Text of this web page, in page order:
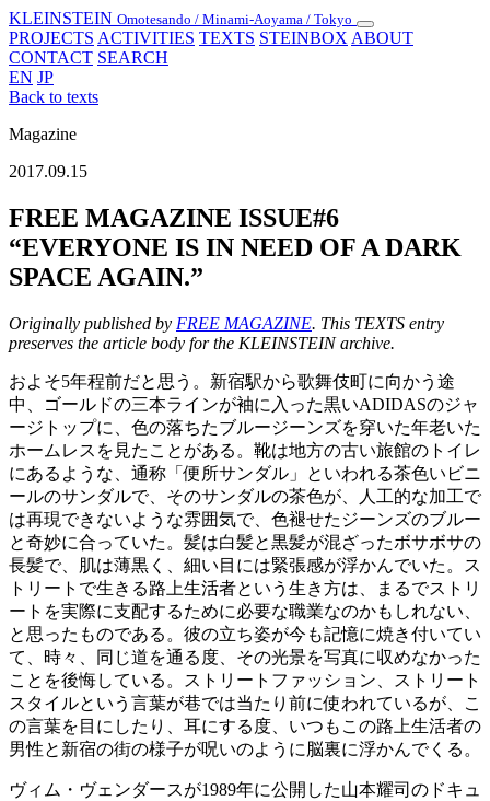
KLEINSTEIN Omotesando / Minami-Aoyama / Tokyo
Toggle
navigation
PROJECTS ACTIVITIES TEXTS STEINBOX ABOUT
CONTACT SEARCH
EN JP
Back to texts
Magazine
2017.09.15
FREE MAGAZINE ISSUE#6
“EVERYONE IS IN NEED OF A DARK
SPACE AGAIN.”
Originally published by FREE MAGAZINE. This TEXTS entry
preserves the article body for the KLEINSTEIN archive.
およそ5年程前だと思う。新宿駅から歌舞伎町に向かう途
中、ゴールドの三本ラインが袖に入った黒いADIDASのジャ
ージトップに、色の落ちたブルージーンズを穿いた年老いた
ホームレスを見たことがある。靴は地方の古い旅館のトイレ
にあるような、通称「便所サンダル」といわれる茶色いビニ
ールのサンダルで、そのサンダルの茶色が、人工的な加工で
は再現できないような雰囲気で、色褪せたジーンズのブルー
と奇妙に合っていた。髪は白髪と黒髪が混ざったボサボサの
長髪で、肌は薄黒く、細い目には緊張感が浮かんでいた。ス
トリートで生きる路上生活者という生き方は、まるでストリ
ートを実際に支配するために必要な職業なのかもしれない、
と思ったものである。彼の立ち姿が今も記憶に焼き付いてい
て、時々、同じ道を通る度、その光景を写真に収めなかった
ことを後悔している。ストリートファッション、ストリート
スタイルという言葉が巷では当たり前に使われているが、こ
の言葉を目にしたり、耳にする度、いつもこの路上生活者の
男性と新宿の街の様子が呪いのように脳裏に浮かんでくる。
ヴィム・ヴェンダースが1989年に公開した山本耀司のドキュ